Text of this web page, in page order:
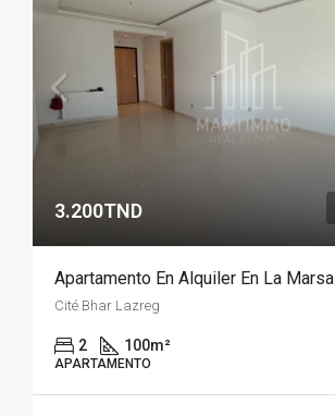
3.200TND
Apartamento En Alquiler En La Marsa
Cité Bhar Lazreg
2 100m²
APARTAMENTO